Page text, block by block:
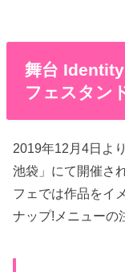
舞台
フェスタン
2019年12月4日よ
池袋」にて開催さ
フェでは作品をイ
ナップ!メニューの